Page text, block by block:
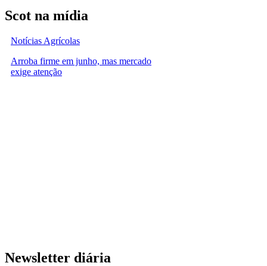
Scot na mídia
Notícias Agrícolas
Arroba firme em junho, mas mercado
exige atenção
Newsletter diária